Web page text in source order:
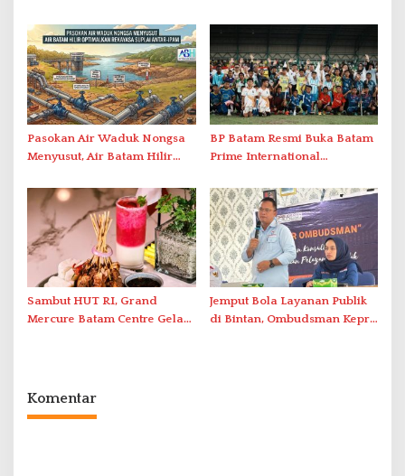
2026
Berstandar Internasional
Pasokan Air Waduk Nongsa
Menyusut, Air Batam Hilir
Antar-IPAM
BP Batam Resmi Buka Batam
Prime International
2026 di Stadion Temenggung
Abdul Jamal
Sambut HUT RI, Grand
Mercure Batam Centre Gelar
Jemput Bola Layanan Publik
di Bintan, Ombudsman Kepri
Komentar